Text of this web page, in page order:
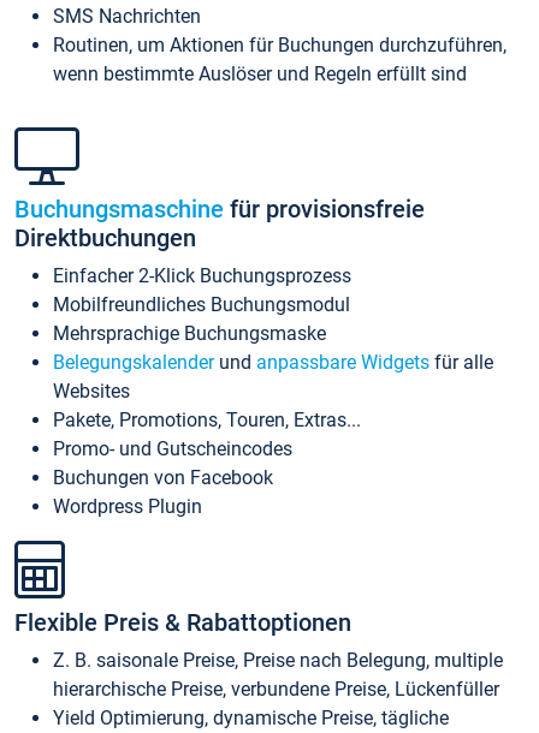
SMS Nachrichten
Routinen, um Aktionen für Buchungen durchzuführen,
wenn bestimmte Auslöser und Regeln erfüllt sind
Buchungsmaschine für provisionsfreie
Direktbuchungen
Einfacher 2-Klick Buchungsprozess
Mobilfreundliches Buchungsmodul
Mehrsprachige Buchungsmaske
Belegungskalenderund anpassbare Widgets für alle
Websites
Pakete, Promotions, Touren, Extras...
Promo- und Gutscheincodes
Buchungen von Facebook
Wordpress Plugin
Flexible Preis & Rabattoptionen
Z. B. saisonale Preise, Preise nach Belegung, multiple
hierarchische Preise, verbundene Preise, Lückenfüller
Yield Optimierung, dynamische Preise, tägliche